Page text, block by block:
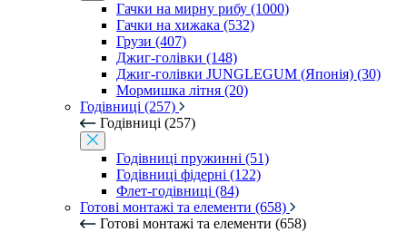
Гачки на мирну рибу (1000)
Гачки на хижака (532)
Грузи (407)
Джиг-голівки (148)
Джиг-голівки JUNGLEGUM (Японія) (30)
Мормишка літня (20)
Годівниці (257)
Годівниці (257)
Годівниці пружинні (51)
Годівниці фідерні (122)
Флет-годівниці (84)
Готові монтажі та елементи (658)
Готові монтажі та елементи (658)